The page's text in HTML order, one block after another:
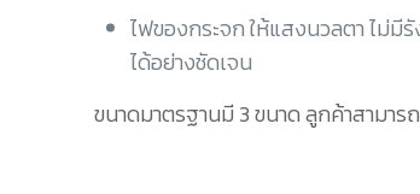
ไฟของกระจก ให้แสงนวลตา ไม่มี
ได้อย่างชัดเจน
ขนาดมาตรฐานมี 3 ขนาด ลูกค้าสามา